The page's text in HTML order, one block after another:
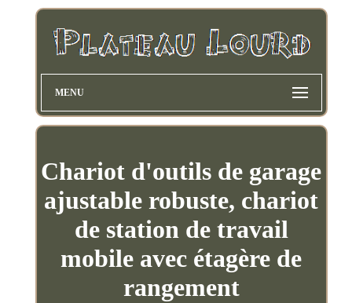
MENU
Chariot d'outils de garage
ajustable robuste, chariot
de station de travail
mobile avec étagère de
rangement